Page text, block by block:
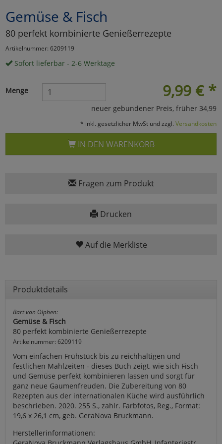
Gemüse & Fisch
80 perfekt kombinierte Genießerrezepte
Artikelnummer: 6209119
Sofort lieferbar - 2-6 Werktage
9,99 € *
Menge
neuer gebundener Preis, früher 34,99
* inkl. gesetzlicher MwSt und zzgl. Versandkosten
IN DEN WARENKORB
Fragen zum Produkt
Drucken
Auf die Merkliste
Produktdetails
Bart van Olphen:
Gemüse & Fisch
80 perfekt kombinierte Genießerrezepte
Artikelnummer: 6209119
Vom einfachen Frühstück bis zu reichhaltigen und
festlichen Mahlzeiten - dieses Buch zeigt, wie sich Fisch
und Gemüse perfekt kombinieren lassen und sorgt für
ganz neue Gaumenfreuden. Die Zubereitung von 80
Rezepten aus der internationalen Küche wird ausführlich
beschrieben. 2020. 255 S., zahlr. Farbfotos, Reg., Format:
19,6 x 26,1 cm, geb. GeraNova Bruckmann.
Herstellerinformationen:
Marketing
Umfragetools
Cookies
Alle Akzeptieren
Cookies
Einstellungen speichern
zurückzu Haupptseite